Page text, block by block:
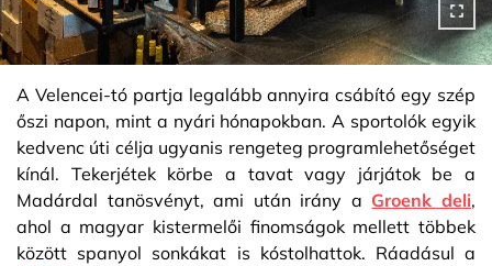
A Velencei-tó partja legalább annyira csábító egy szép
őszi napon, mint a nyári hónapokban. A sportolók egyik
kedvenc úti célja ugyanis rengeteg programlehetőséget
kínál. Tekerjétek körbe a tavat vagy járjátok be a
Madárdal tanösvényt, ami után irány a Groenk deli,
ahol a magyar kistermelői finomságok mellett többek
között spanyol sonkákat is kóstolhattok. Ráadásul a